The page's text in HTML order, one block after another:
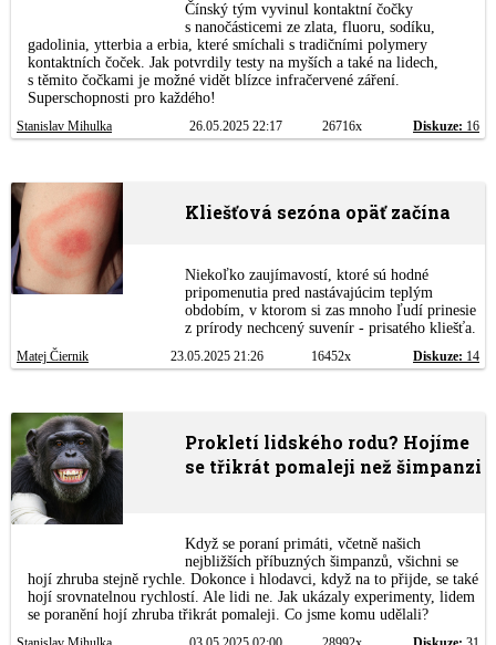
Čínský tým vyvinul kontaktní čočky
s nanočásticemi ze zlata, fluoru, sodíku,
gadolinia, ytterbia a erbia, které smíchali s tradičními polymery
kontaktních čoček. Jak potvrdily testy na myších a také na lidech,
s těmito čočkami je možné vidět blízce infračervené záření.
Superschopnosti pro každého!
Stanislav Mihulka 26.05.2025 22:17 26716x Diskuze: 16
Kliešťová sezóna opäť začína
Niekoľko zaujímavostí, ktoré sú hodné
pripomenutia pred nastávajúcim teplým
obdobím, v ktorom si zas mnoho ľudí prinesie
z prírody nechcený suvenír - prisatého kliešťa.
Matej Čiernik 23.05.2025 21:26 16452x Diskuze: 14
Prokletí lidského rodu? Hojíme
se třikrát pomaleji než šimpanzi
Když se poraní primáti, včetně našich
nejbližších příbuzných šimpanzů, všichni se
hojí zhruba stejně rychle. Dokonce i hlodavci, když na to přijde, se také
hojí srovnatelnou rychlostí. Ale lidi ne. Jak ukázaly experimenty, lidem
se poranění hojí zhruba třikrát pomaleji. Co jsme komu udělali?